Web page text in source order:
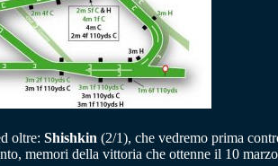
oltre: Shishkin (2/1), che vedremo prima
memori della vittoria che ottenne il 10